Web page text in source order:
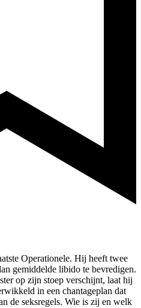
Operationele. Hij heeft twee
gemiddelde libido te bevredigen.
op zijn stoep verschijnt, laat hij
in een chantageplan dat
de seksregels. Wie is zij en welk